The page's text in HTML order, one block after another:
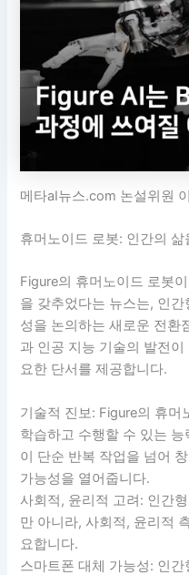
메타aI뉴스.com 논설위원
휴머노이드 로봇: 인간의
Figure의 휴머노이드 로봇
을 갖추었다는 뉴스는, 인
성을 논의하는 새로운 전환
과 인공 지능 기술의 발전
요한 단서를 제공합니다.
기술적 진보: Figure의 휴머
학습하고 수행할 수 있는
이 단순 반복 작업을 넘어
가능성을 열어줍니다.
사회적, 윤리적 고려: 인간
만 아니라, 사회적, 윤리적
요합니다.
스마트폰 대체 가능성: 인